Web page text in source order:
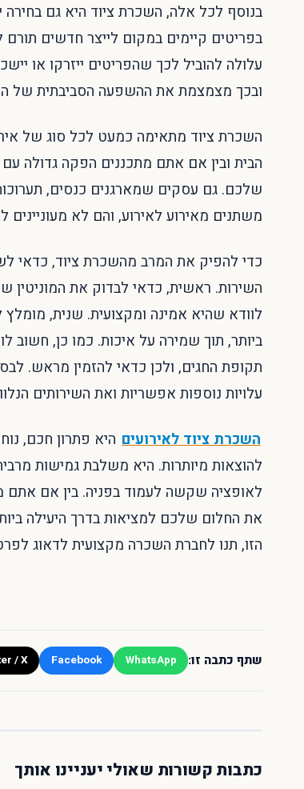
בנוסף לכל אלה, השכרת ציוד היא גם בחירה
בפריטים קיימים במקום לייצר חדשים
עלולה להוביל לכך שהפריטים ייזרקו או
ובכך מצמצמת את ההשפעה הסביבתית של
השכרת ציוד מתאימה כמעט לכל סוג של
הבית ובין אם אתם מתכננים הפקה גדולה
שלכם. גם עסקים שמארגנים כנסים,
משתנים מאירוע לאירוע, והם לא
כדי להפיק את המרב מהשכרת ציוד, כדאי
השירות. ראשית, כדאי לבדוק את המוניטין
לוודא שהיא אמינה ומקצועית. שנית,
ביותר, תוך שמירה על איכות. כמו כן, חשוב
תקופת החגים, ולכן כדאי להזמין מראש.
עלויות נוספות אפשריות ואת השירותים
השכרת ציוד לאירועים היא פתרון חכם,
להוצאות מיותרות. היא משלבת גמישות
לאופציה שקשה לעמוד בפניה. בין אם אתם
את החלום שלכם למציאות בדרך היעילה
הזו, תנו לחברת השכרה מקצועית לדאוג
שתף כתבה זו: WhatsApp
Facebook
/ X
כתבות קשורות שאולי יעניינו אותך